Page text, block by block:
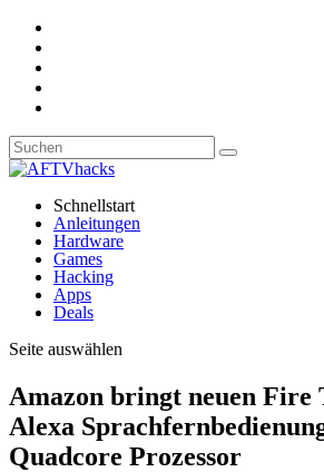
Schnellstart
Anleitungen
Hardware
Games
Hacking
Apps
Deals
Seite auswählen
Amazon bringt neuen Fire
Alexa
Quadcore Prozessor